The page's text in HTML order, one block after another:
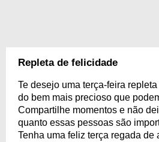
Repleta de felicidade
Te desejo uma terça-feira
do bem mais precioso que
Compartilhe momentos e não
quanto essas pessoas são
Tenha uma feliz terça regada de